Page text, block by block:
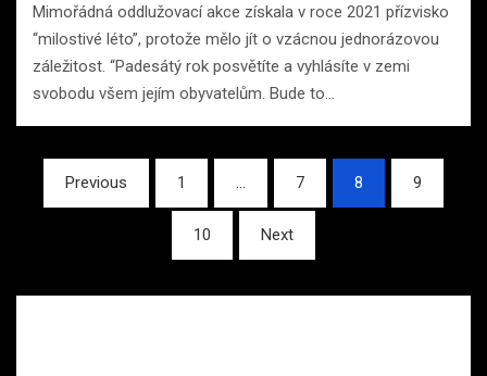
Mimořádná oddlužovací akce získala v roce 2021 přízvisko
“milostivé léto”, protože mělo jít o vzácnou jednorázovou
záležitost. “Padesátý rok posvětíte a vyhlásíte v zemi
svobodu všem jejím obyvatelům. Bude to…
Stránkování
příspěvků
Previous 1 … 7 8 9
10 Next